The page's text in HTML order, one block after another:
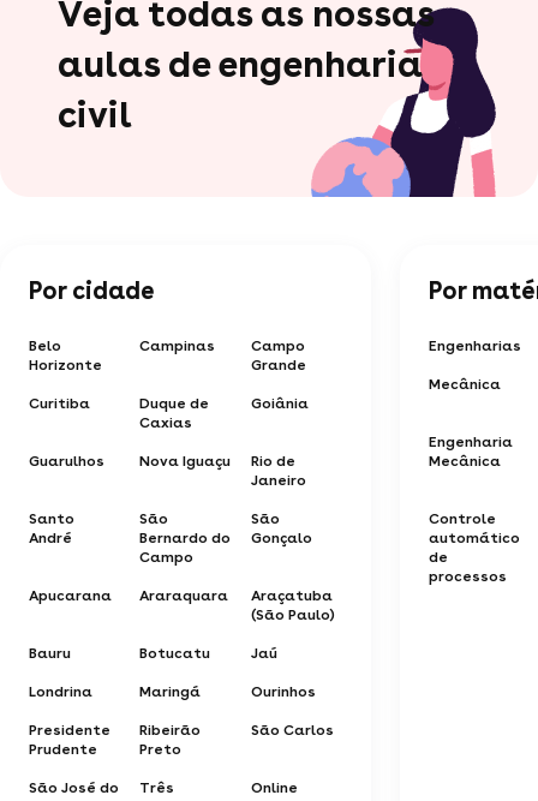
Veja todas as nossas
aulas de engenharia
civil
Por cidade
Belo
Horizonte
Campinas
Campo
Grande
Curitiba
Duque de
Caxias
Goiânia
Guarulhos Nova Iguaçu
Rio de
Janeiro
Santo
André
São
Bernardo do
Campo
São
Gonçalo
Apucarana Araraquara
Araçatuba
(São Paulo)
Bauru Botucatu Jaú
Londrina Maringá Ourinhos
Presidente
Prudente
Ribeirão
Preto
São Carlos
São José do
Três
Online
Por
Engenharias
Mecânica
Engenharia
Mecânica
Controle
automático
de
processos